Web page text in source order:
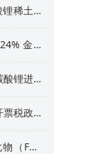
稀土紧
金属
锂进口
税政形
（FOB